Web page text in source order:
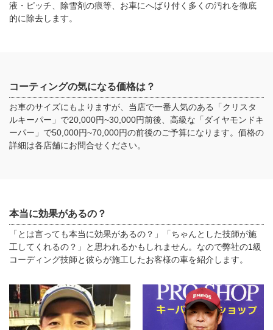
液・ピッチ、除雪剤の痕等、お車にへばり付く多くの汚れを徹底
的に除去します。
コーティングの気になる価格は？
お車のサイズにもよりますが、当店で一番人気のある「クリスタ
ルキーパー」で20,000円~30,000円前後、高級な「ダイヤモンドキ
ーパー」で50,000円~70,000円の前後のご予算になります。価格の
詳細は各店舗にお問合せください。
本当に効果があるの？
「とは言っても本当に効果があるの？」「ちゃんとした技師が施
工してくれるの？」と思われるかもしれません。なので弊社の1級
コーディング技師と彼らが施工したお客様の車を紹介します。